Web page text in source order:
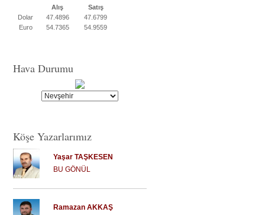
Alış
Satış
Dolar
47.4896
47.6799
Euro
54.7365 54.9559
Hava Durumu
Köşe Yazarlarımız
Yaşar TAŞKESEN
BU GÖNÜL
Ramazan AKKAŞ